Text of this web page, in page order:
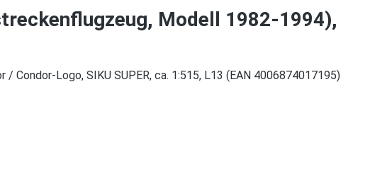
Modell 1982-1994),
Logo, SIKU SUPER, ca. 1:515, L13 (EAN 4006874017195)